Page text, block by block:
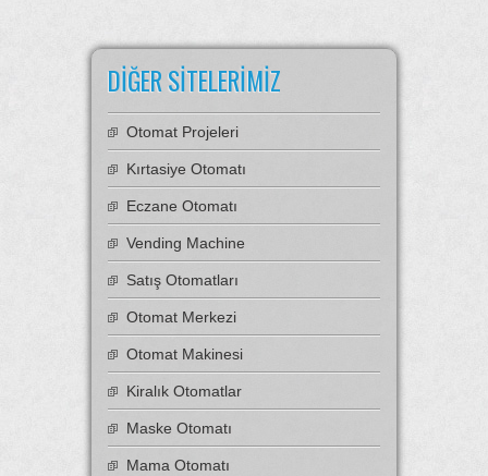
DIĞER SITELERIMIZ
Otomat Projeleri
Kırtasiye Otomatı
Eczane Otomatı
Vending Machine
Satış Otomatları
Otomat Merkezi
Otomat Makinesi
Kiralık Otomatlar
Maske Otomatı
Mama Otomatı